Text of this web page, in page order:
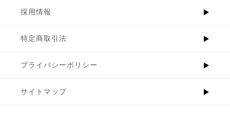
採用情報
特定商取引法
プライバシーポリシー
サイトマップ